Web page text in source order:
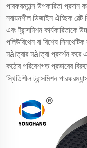
পারফরম্যান্স উপকারিতা
নবায়নশীল ডিজাইন ঐচ্ছিক
এবং ট্রান্সমিশন
পলিউরিথেন বা বিশেষ
মàiত্রার মàiত্রা প্রদর্শন
কঠোর পরিবেশগত প্রভাবের
স্থিতিশীল ট্রান্সমিশন